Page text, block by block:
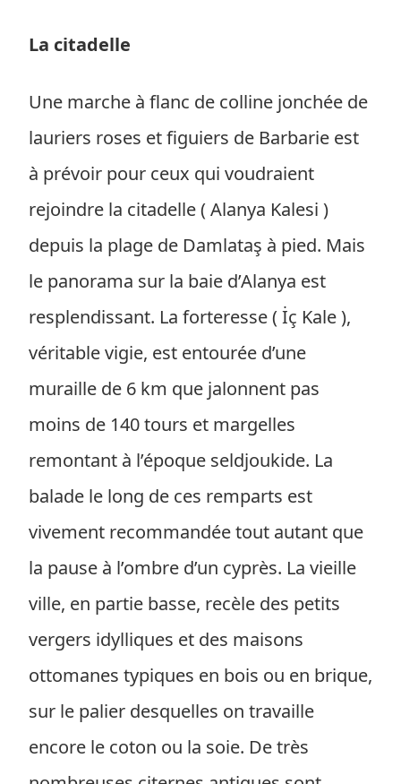
La citadelle
Une marche à flanc de colline jonchée de
lauriers roses et figuiers de Barbarie est
à prévoir pour ceux qui voudraient
rejoindre la citadelle ( Alanya Kalesi )
depuis la plage de Damlataş à pied. Mais
le panorama sur la baie d’Alanya est
resplendissant. La forteresse ( İç Kale ),
véritable vigie, est entourée d’une
muraille de 6 km que jalonnent pas
moins de 140 tours et margelles
remontant à l’époque seldjoukide. La
balade le long de ces remparts est
vivement recommandée tout autant que
la pause à l’ombre d’un cyprès. La vieille
ville, en partie basse, recèle des petits
vergers idylliques et des maisons
ottomanes typiques en bois ou en brique,
sur le palier desquelles on travaille
encore le coton ou la soie. De très